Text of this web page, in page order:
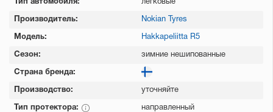
Тип автомобиля: легковые
Производитель: Nokian Tyres
Модель: Hakkapeliitta R5
Сезон: зимние нешипованные
Страна бренда:
Производство: уточняйте
Тип протектора: направленный